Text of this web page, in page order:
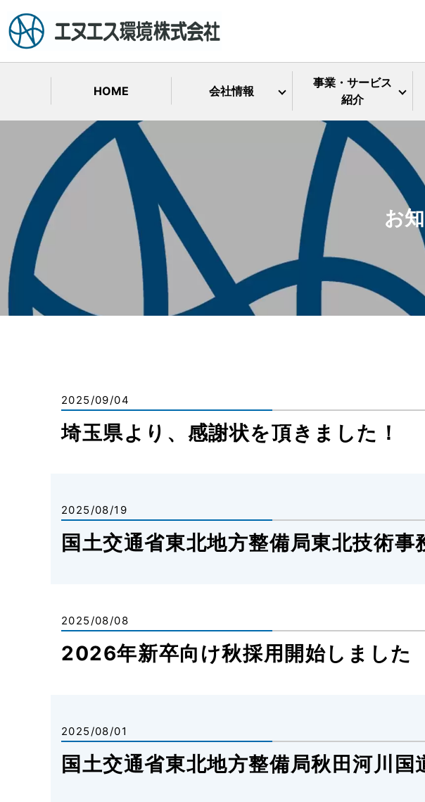
HOME 会社情報
事業・サービス
紹介
お
2025/09/04
埼玉県より、感謝状を頂きました！
2025/08/19
国土交通省東北地方整備局東北技術
2025/08/08
2026年新卒向け秋採用開始しました
2025/08/01
国土交通省東北地方整備局秋田河川